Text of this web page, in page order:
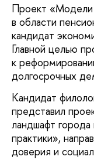
Проект «Модели
в области
кандидат
Главной целью
к
долгосрочных
Кандидат
представил
ландшафт города
практики»,
доверия и